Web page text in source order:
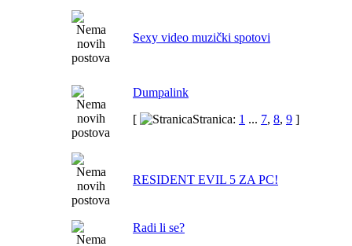
Sexy video muzički spotovi
Dumpalink
[
Stranica: 1 ... 7, 8, 9 ]
RESIDENT EVIL 5 ZA PC!
Radi li se?